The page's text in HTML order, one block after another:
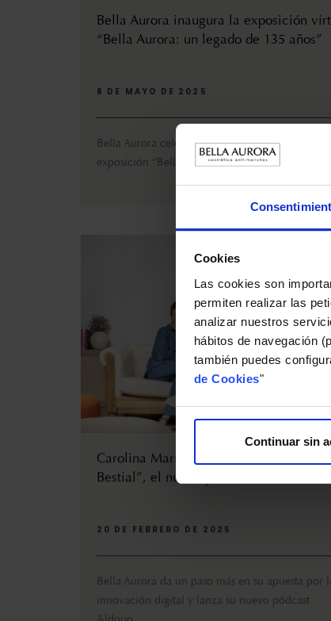
Cookies
Las cookies son
permiten realizar las
analizar nuestros
hábitos de navegación
también puedes
de Cookies"
Continuar sin
Bella Aurora inaugura la exposición
“Bella Aurora: un legado de 135 años”
8 DE MAYO DE 2025
Bella Aurora celebra su 135º aniversario con la
exposición “Bella Aurora: un legado de 135
Carolina Marín protagoniza “La Bella
Bestial”, el nuevo pódcast de Bella
20 DE FEBRERO DE 2025
Bella Aurora da un paso más en su apuesta por la
innovación digital y lanza su nuevo pódcast
&ldquo...